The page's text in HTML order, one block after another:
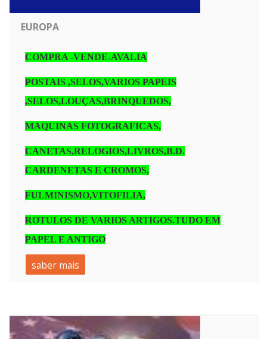
EUROPA
COMPRA -VENDE-AVALIA
POSTAIS ,SELOS,VARIOS PAPEIS
,SELOS,LOUÇAS,BRINQUEDOS,
MAQUINAS FOTOGRAFICAS,
CANETAS,RELOGIOS,LIVROS,B.D.
CARDENETAS E CROMOS,
FULMINISMO,VITOFILIA,
ROTULOS DE VARIOS ARTIGOS.TUDO EM
PAPEL E ANTIGO
saber mais